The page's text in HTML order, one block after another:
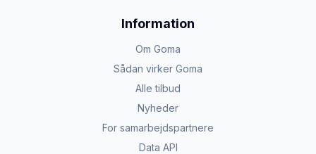
Information
Om Goma
Sådan virker Goma
Alle tilbud
Nyheder
For samarbejdspartnere
Data API